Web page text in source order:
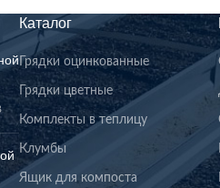
Каталог
Грядки оцинкованные
Грядки цветные
Комплекты в теплицу
Клумбы
Ящик для компоста